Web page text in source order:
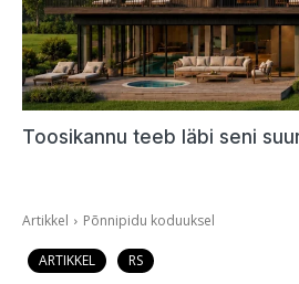
Toosikannu teeb läbi seni